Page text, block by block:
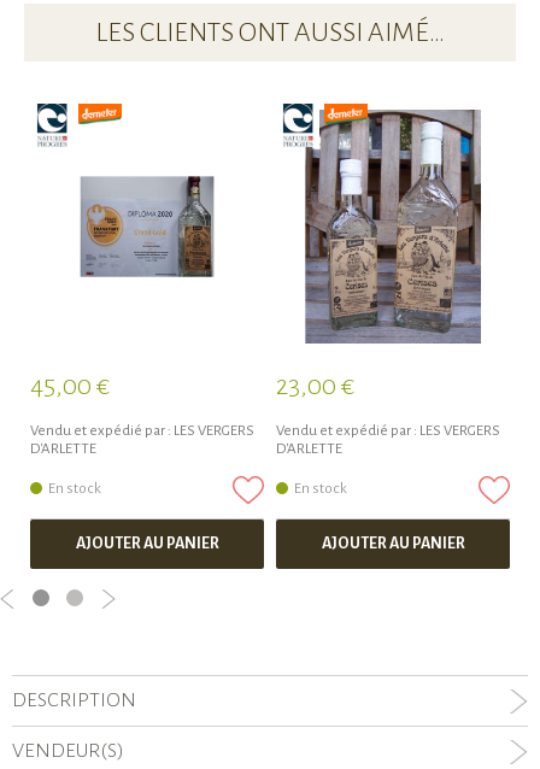
LES CLIENTS ONT AUSSI AIMÉ…
45,00 €
Vendu et expédié par : LES VERGERS
D'ARLETTE
En stock
AJOUTER AU PANIER
23,00 €
Vendu et expédié par : LES VERGERS
D'ARLETTE
En stock
AJOUTER AU PANIER
DESCRIPTION
VENDEUR(S)